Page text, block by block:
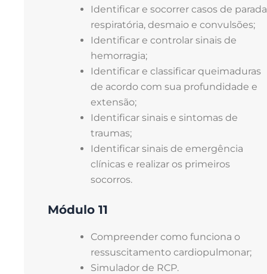
Identificar e socorrer casos de parada
respiratória, desmaio e convulsões;
Identificar e controlar sinais de
hemorragia;
Identificar e classificar queimaduras
de acordo com sua profundidade e
extensão;
Identificar sinais e sintomas de
traumas;
Identificar sinais de emergência
clínicas e realizar os primeiros
socorros.
Módulo 11
Compreender como funciona o
ressuscitamento cardiopulmonar;
Simulador de RCP.